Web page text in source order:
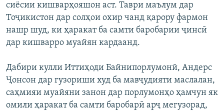
сиёсии кишварҳояшон аст. Таври маълум дар
Тоҷикистон дар солҳои охир чанд қарору фармон
нашр шуд, ки ҳаракат ба самти баробарии ҷинсӣ
дар кишварро муайян кардаанд.
Дабири кулли Иттиҳоди Байнипорлумонӣ, Андерс
Ҷонсон дар гузориши худ ба мавҷудияти маслалан,
саҳмияи муайяни занон дар порлумонҳо ҳамчун як
омили ҳаракат ба самти баробарӣ арҷ мегузорад,